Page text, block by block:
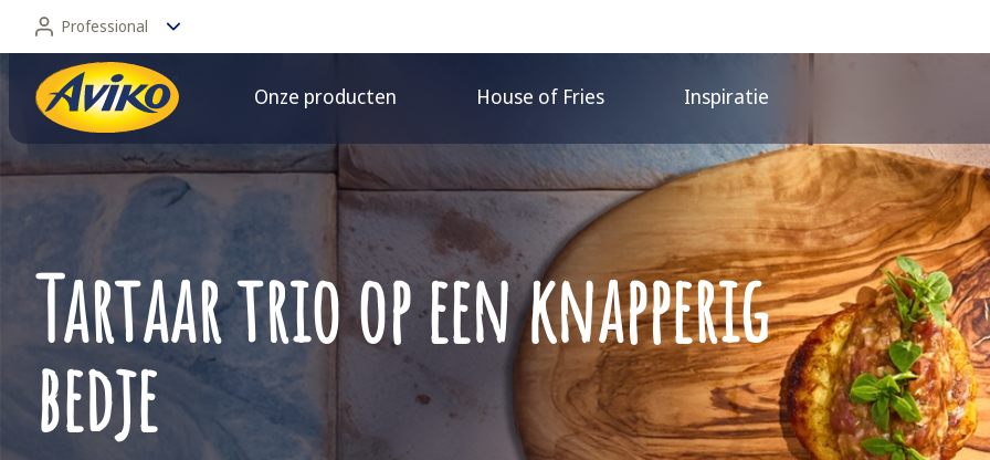
Professional
Professional
Consument
Onze producten House of Fries Inspiratie
Tartaar trio op een knapperig
bedje